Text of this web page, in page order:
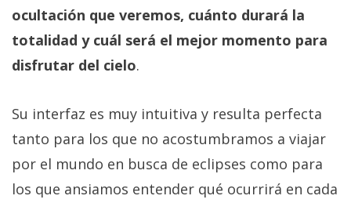
ocultación que veremos, cuánto durará la
totalidad y cuál será el mejor momento para
disfrutar del cielo.
Su interfaz es muy intuitiva y resulta perfecta
tanto para los que no acostumbramos a viajar
por el mundo en busca de eclipses como para
los que ansiamos entender qué ocurrirá en cada